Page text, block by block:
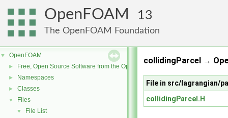
OpenFOAM 13
The OpenFOAM Foundation
▼ OpenFOAM
► Free, Open Source Software from the OpenFOAM Foundation
► Namespaces
► Classes
▼ Files
▼ File List
collidingParcel →
File in src/lagrangian/
collidingParcel.H